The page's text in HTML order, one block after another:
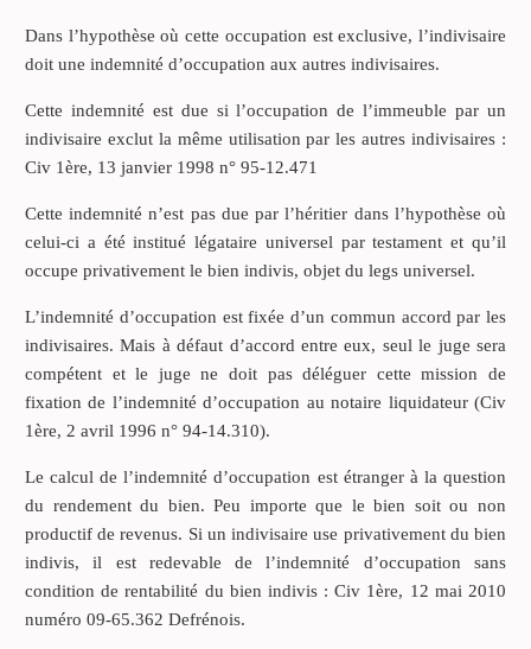
Dans l’hypothèse où cette occupation est exclusive, l’indivisaire
doit une indemnité d’occupation aux autres indivisaires.
Cette indemnité est due si l’occupation de l’immeuble par un
indivisaire exclut la même utilisation par les autres indivisaires :
Civ 1ère, 13 janvier 1998 n° 95-12.471
Cette indemnité n’est pas due par l’héritier dans l’hypothèse où
celui-ci a été institué légataire universel par testament et qu’il
occupe privativement le bien indivis, objet du legs universel.
L’indemnité d’occupation est fixée d’un commun accord par les
indivisaires. Mais à défaut d’accord entre eux, seul le juge sera
compétent et le juge ne doit pas déléguer cette mission de
fixation de l’indemnité d’occupation au notaire liquidateur (Civ
1ère, 2 avril 1996 n° 94-14.310).
Le calcul de l’indemnité d’occupation est étranger à la question
du rendement du bien. Peu importe que le bien soit ou non
productif de revenus. Si un indivisaire use privativement du bien
indivis, il est redevable de l’indemnité d’occupation sans
condition de rentabilité du bien indivis : Civ 1ère, 12 mai 2010
numéro 09-65.362 Defrénois.